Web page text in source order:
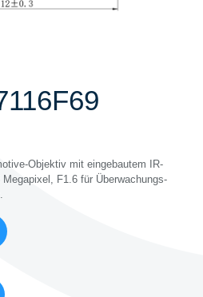
Objektiv mit eingebautem IR-
F1.6 für Überwachungs-